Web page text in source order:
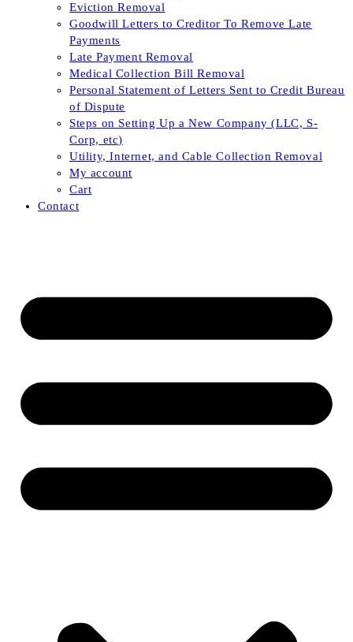
Eviction Removal
Goodwill Letters to Creditor To Remove Late
Payments
Late Payment Removal
Medical Collection Bill Removal
Personal Statement of Letters Sent to Credit Bureau
of Dispute
Steps on Setting Up a New Company (LLC, S-
Corp, etc)
Utility, Internet, and Cable Collection Removal
My account
Cart
Contact